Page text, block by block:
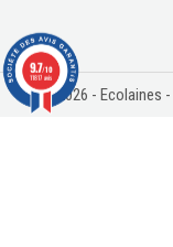
© 2026 - Ecolaines -
9.7/10
11817 avis